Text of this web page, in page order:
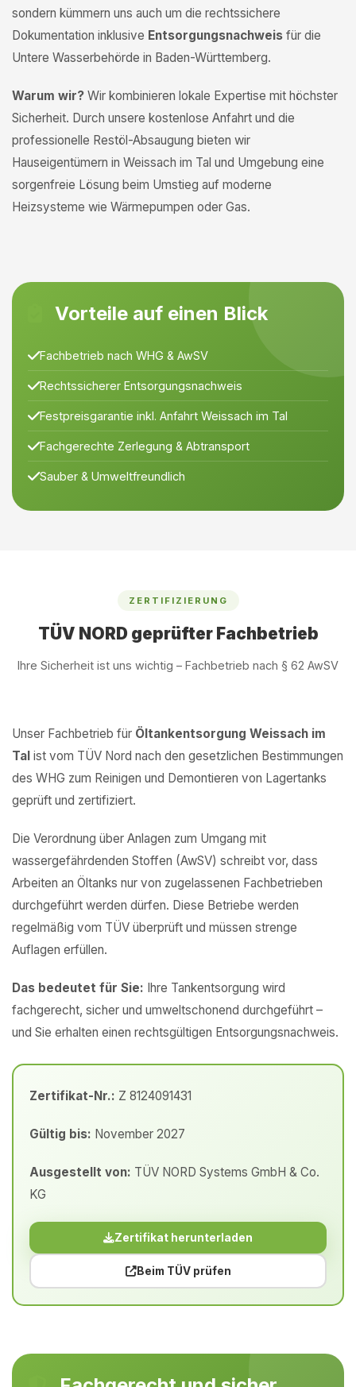
sondern kümmern uns auch um die rechtssichere
Dokumentation inklusive Entsorgungsnachweis für die
Untere Wasserbehörde in Baden-Württemberg.
Warum wir? Wir kombinieren lokale Expertise mit höchster
Sicherheit. Durch unsere kostenlose Anfahrt und die
professionelle Restöl-Absaugung bieten wir
Hauseigentümern in Weissach im Tal und Umgebung eine
sorgenfreie Lösung beim Umstieg auf moderne
Heizsysteme wie Wärmepumpen oder Gas.
Vorteile auf einen Blick
Fachbetrieb nach WHG & AwSV
Rechtssicherer Entsorgungsnachweis
Festpreisgarantie inkl. Anfahrt Weissach im Tal
Fachgerechte Zerlegung & Abtransport
Sauber & Umweltfreundlich
ZERTIFIZIERUNG
TÜV NORD geprüfter Fachbetrieb
Ihre Sicherheit ist uns wichtig – Fachbetrieb nach § 62 AwSV
Unser Fachbetrieb für Öltankentsorgung Weissach im
Tal ist vom TÜV Nord nach den gesetzlichen Bestimmungen
des WHG zum Reinigen und Demontieren von Lagertanks
geprüft und zertifiziert.
Die Verordnung über Anlagen zum Umgang mit
wassergefährdenden Stoffen (AwSV) schreibt vor, dass
Arbeiten an Öltanks nur von zugelassenen Fachbetrieben
durchgeführt werden dürfen. Diese Betriebe werden
regelmäßig vom TÜV überprüft und müssen strenge
Auflagen erfüllen.
Das bedeutet für Sie: Ihre Tankentsorgung wird
fachgerecht, sicher und umweltschonend durchgeführt –
und Sie erhalten einen rechtsgültigen Entsorgungsnachweis.
Zertifikat-Nr.: Z 8124091431
Gültig bis: November 2027
Ausgestellt von: TÜV NORD Systems GmbH & Co.
KG
Zertifikat herunterladen
Beim TÜV prüfen